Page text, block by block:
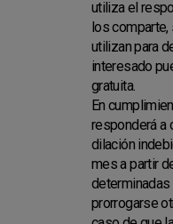
utiliza el
los
utilizan para
interesado
gratuita.
En
responderá a
dilación
mes a partir
determinadas
prorrogarse